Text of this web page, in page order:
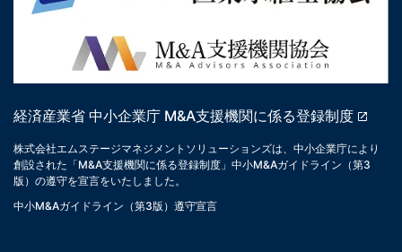
経済産業省 中小企業庁 M&A支援機関に係る登録制度
株式会社エムステージマネジメントソリューションズは、中小企業庁により
創設された「M&A支援機関に係る登録制度」中小M&Aガイドライン（第3
版）の遵守を宣言をいたしました。
中小M&Aガイドライン（第3版）遵守宣言